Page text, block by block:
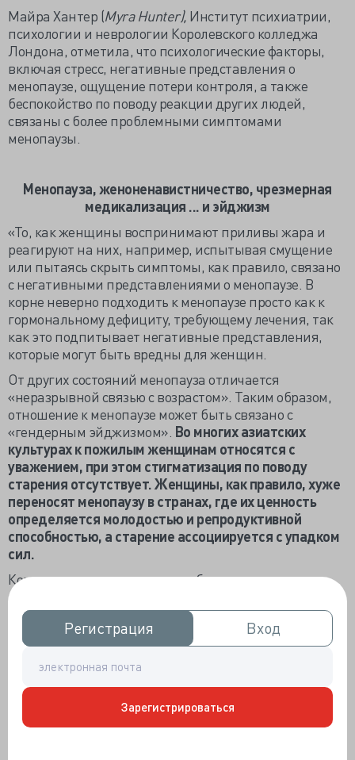
Регистрация
Регистрация Вход
Вход
Зарегистрироваться
Майра Хантер (Myra Hunter), Институт психиатрии,
психологии и неврологии Королевского колледжа
Лондона, отметила, что психологические факторы,
включая стресс, негативные представления о
менопаузе, ощущение потери контроля, а также
беспокойство по поводу реакции других людей,
связаны с более проблемными симптомами
менопаузы.
Менопауза, женоненавистничество, чрезмерная
медикализация ... и эйджизм
«То, как женщины воспринимают приливы жара и
реагируют на них, например, испытывая смущение
или пытаясь скрыть симптомы, как правило, связано
с негативными представлениями о менопаузе. В
корне неверно подходить к менопаузе просто как к
гормональному дефициту, требующему лечения, так
как это подпитывает негативные представления,
которые могут быть вредны для женщин.
От других состояний менопауза отличается
«неразрывной связью с возрастом». Таким образом,
отношение к менопаузе может быть связано с
«гендерным эйджизмом». Во многих азиатских
культурах к пожилым женщинам относятся с
уважением, при этом стигматизация по поводу
старения отсутствует. Женщины, как правило, хуже
переносят менопаузу в странах, где их ценность
определяется молодостью и репродуктивной
способностью, а старение ассоциируется с упадком
сил.
Команда также отметила, что большая часть
информации о менопаузе «продиктована
коммерческими интересами», и что это повлияло на
представление о гормональной терапии при
менопаузе, отодвинув на второй план
альтернативные варианты.
В редакционной статье, сопровождающей серию
исследований, отмечалось: «Использование
коммерческими организациями феминистских идей,